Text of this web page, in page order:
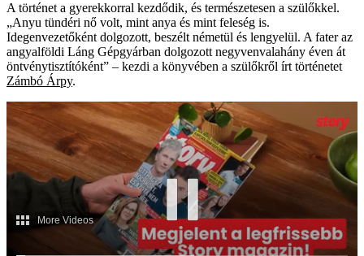
A történet a gyerekkorral kezdődik, és természetesen a szülőkkel.
„Anyu tündéri nő volt, mint anya és mint feleség is.
Idegenvezetőként dolgozott, beszélt németül és lengyelül. A fater az
angyalföldi Láng Gépgyárban dolgozott negyvenvalahány éven át
öntvénytisztítóként” – kezdi a könyvében a szülőkről írt történetet
Zámbó Árpy.